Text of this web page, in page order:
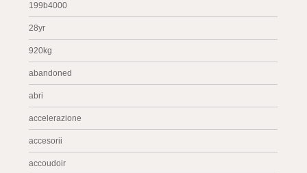
199b4000
28yr
920kg
abandoned
abri
accelerazione
accesorii
accoudoir